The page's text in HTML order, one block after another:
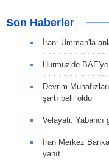
Son Haberler
İran: Umman'la
Hürmüz'de
Devrim
şartı belli oldu
Velayati: Yabancı
İran Merkez
yanıt